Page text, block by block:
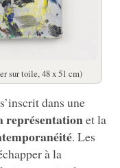
sur toile, 48 x 51 cm)
dans une
représentationet la
. Les
à la